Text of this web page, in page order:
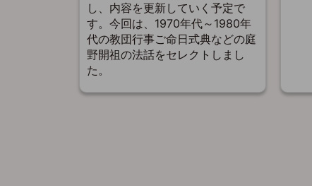
し、内容を更新していく予定で
す。今回は、1970年代～1980年
代の教団行事ご命日式典などの庭
野開祖の法話をセレクトしまし
た。